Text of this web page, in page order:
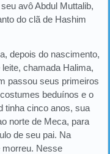
avô Abdul Muttalib,
do clã de Hashim
depois do nascimento,
chamada Halima,
passou seus primeiros
beduínos e o
tinha cinco anos, sua
norte de Meca, para
de seu pai. Na
morreu. Nesse